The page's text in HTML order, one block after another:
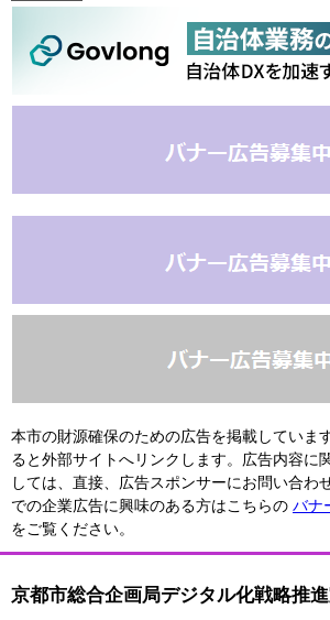
本市の財源確保のための広告を掲載していま
ると外部サイトへリンクします。広告内容に
しては、直接、広告スポンサーにお問い合わ
での企業広告に興味のある方はこちらの バナ
をご覧ください。
京都市総合企画局デジタル化戦略推